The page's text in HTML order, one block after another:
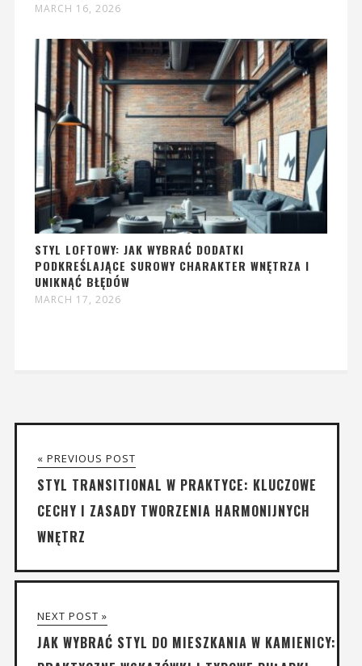
MARCH 16, 2026
STYL LOFTOWY: JAK WYBRAĆ DODATKI
PODKREŚLAJĄCE SUROWY CHARAKTER WNĘTRZA I
UNIKNĄĆ BŁĘDÓW
MARCH 17, 2026
« PREVIOUS POST
STYL TRANSITIONAL W PRAKTYCE: KLUCZOWE
CECHY I ZASADY TWORZENIA HARMONIJNYCH
WNĘTRZ
NEXT POST »
JAK WYBRAĆ STYL DO MIESZKANIA W KAMIENICY: